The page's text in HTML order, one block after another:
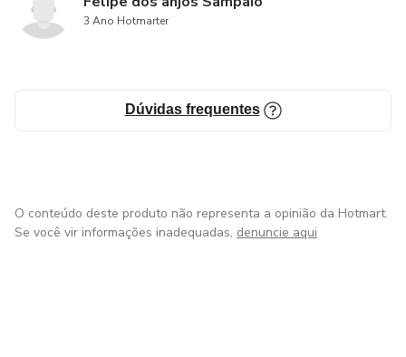
3 Ano Hotmarter
Dúvidas frequentes
O conteúdo deste produto não representa a opinião da Hotmart.
Se você vir informações inadequadas, denuncie aqui